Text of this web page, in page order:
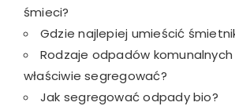
śmieci?
Gdzie najlepiej umieścić
Rodzaje odpadów komunalnych
właściwie segregować?
Jak segregować odpady bio?